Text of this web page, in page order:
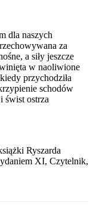
dla naszych
za
a siły jeszcze
w naoliwione
przychodziła
schodów
świst ostrza
Ryszarda
XI, Czytelnik,